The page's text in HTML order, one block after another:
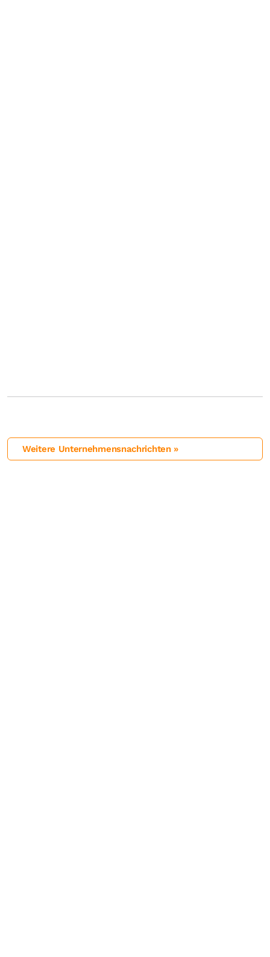
Weitere Unternehmensnachrichten »